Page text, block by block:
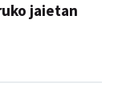
jaietan